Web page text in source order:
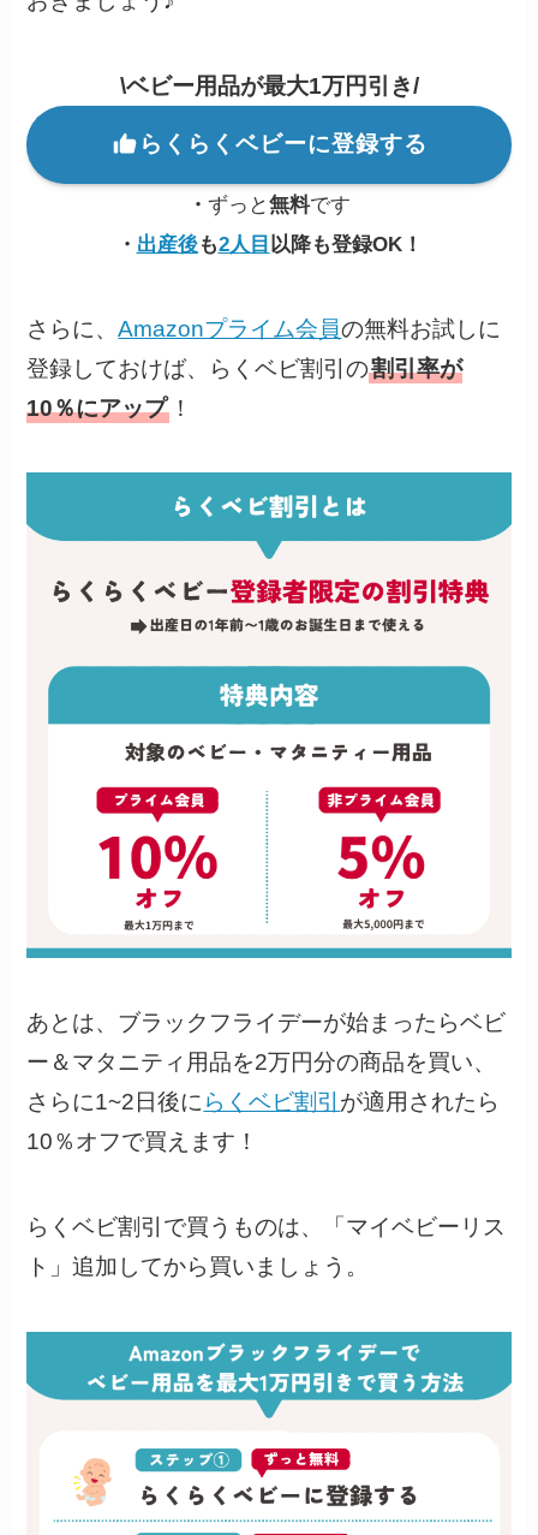
\ベビー用品が最大1万円引き/
らくらくベビーに登録する
・ ずっと無料です
・ 出産後も2人目 以降も登録OK！
さらに、Amazonプライム会員の無料お試しに
登録しておけば、らくベビ割引の割引率が
10％にアップ ！
あとは、ブラックフライデーが始まったらベビ
ー＆マタニティ用品を2万円分の商品を買い、
さらに1~2日後にらくベビ割引 が適用されたら
10％オフで買えます！
らくベビ割引で買うものは、「マイベビーリス
ト」追加してから買いましょう。